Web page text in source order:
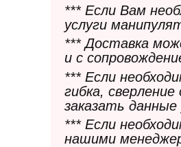
*** Если Вам
услуги
*** Доставка
и с
*** Если
гибка,
заказать данные
*** Если
нашими